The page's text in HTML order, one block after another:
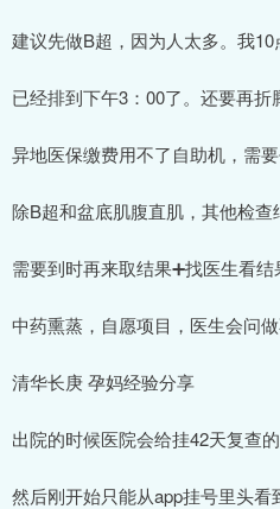
建议先做B超，因为人太多。我
已经排到下午3：00了。还要再折
异地医保缴费用不了自助机，需
除B超和盆底肌腹直肌，其他检查
需要到时再来取结果➕找医生看结
中药熏蒸，自愿项目，医生会问
清华长庚 孕妈经验分享
出院的时候医院会给挂42天复查
然后刚开始只能从app挂号里头看